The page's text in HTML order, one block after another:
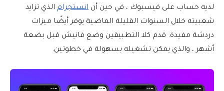
لديه حساب على فيسبوك ، في حين أن انستجرام الذي تزايد
شعبيته خلال السنوات القليلة الماضية يوفر أيضًا ميزات
دردشة مفيدة. قدم كلا التطبيقين وضع فانيش قبل بضعة
أشهر ، والذي يمكن تشغيله بسهولة في خطوتين.